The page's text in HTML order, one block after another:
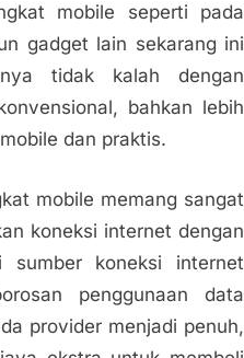
Cara
Mengurangi
dan
Menghemat
Penggunaan
Data
Smartphone
dan
Gadget
Mobile
mobile seperti pada
gadget lain sekarang ini
tidak kalah dengan
bahkan lebih
dan praktis.
mobile memang sangat
koneksi internet dengan
sumber koneksi internet
penggunaan data
provider menjadi penuh,